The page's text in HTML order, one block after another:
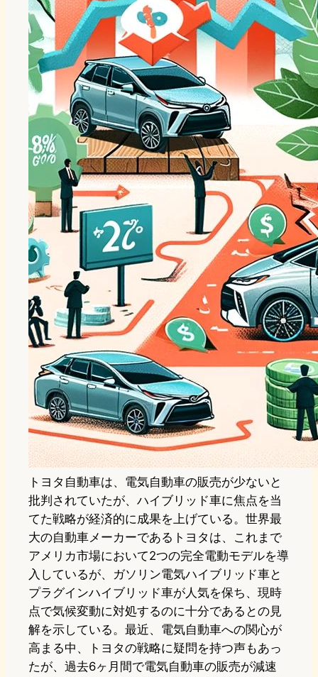
トヨタ自動車は、電気自動車の販売が少ないと
批判されていたが、ハイブリッド車に焦点を当
てた戦略が経済的に成果を上げている。世界最
大の自動車メーカーであるトヨタは、これまで
アメリカ市場において2つの完全電動モデルを導
入しているが、ガソリン電気ハイブリッド車と
プラグインハイブリッド車が人気を保ち、現時
点で気候変動に対処するのに十分であるとの見
解を示している。最近、電気自動車への関心が
高まる中、トヨタの戦略に疑問を持つ声もあっ
たが、過去6ヶ月間で電気自動車の販売が減速